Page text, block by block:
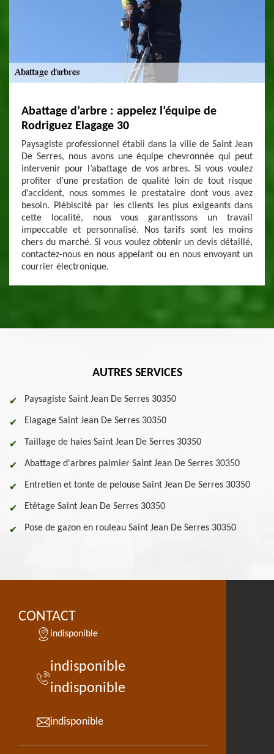
Abattage d’arbre : appelez l’équipe de
Rodriguez Elagage 30
Paysagiste professionnel établi dans la ville de Saint Jean
De Serres, nous avons une équipe chevronnée qui peut
intervenir pour l’abattage de vos arbres. Si vous voulez
profiter d’une prestation de qualité loin de tout risque
d’accident, nous sommes le prestataire dont vous avez
besoin. Plébiscité par les clients les plus exigeants dans
cette localité, nous vous garantissons un travail
impeccable et personnalisé. Nos tarifs sont les moins
chers du marché. Si vous voulez obtenir un devis détaillé,
contactez-nous en nous appelant ou en nous envoyant un
courrier électronique.
AUTRES SERVICES
Paysagiste Saint Jean De Serres 30350
Elagage Saint Jean De Serres 30350
Taillage de haies Saint Jean De Serres 30350
Abattage d'arbres palmier Saint Jean De Serres 30350
Entretien et tonte de pelouse Saint Jean De Serres 30350
Etêtage Saint Jean De Serres 30350
Pose de gazon en rouleau Saint Jean De Serres 30350
CONTACT
indisponible
indisponible
indisponible
indisponible